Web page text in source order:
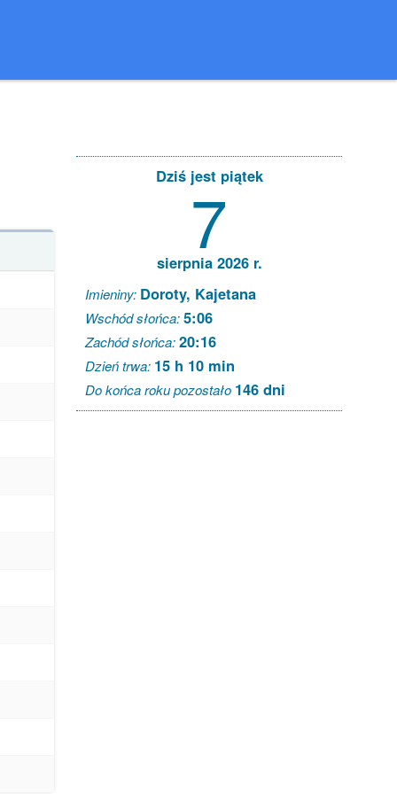
Dziś jest piątek
7
sierpnia 2026 r.
Imieniny: Doroty, Kajetana
Wschód słońca:5:06
Zachód słońca:20:16
Dzień trwa: 15 h 10 min
Do końca roku pozostało 146 dni